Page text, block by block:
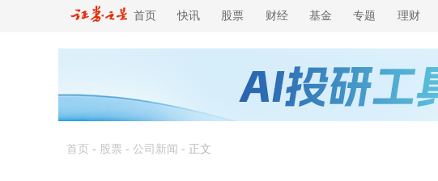
首页 快讯 股票 财经 基金 专题 理财
首页 - 股票 - 公司新闻 - 正文